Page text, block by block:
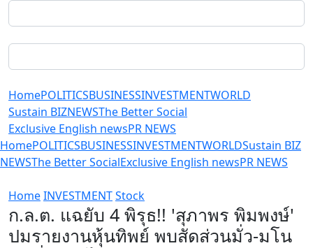
HomePOLITICSBUSINESSINVESTMENTWORLD
Sustain BIZNEWSThe Better Social
Exclusive English newsPR NEWS
HomePOLITICSBUSINESSINVESTMENTWORLDSustain BIZ
NEWSThe Better SocialExclusive English newsPR NEWS
HomeINVESTMENTStock
ก.ล.ต. แฉยับ 4 พิรุธ!! 'สุภาพร พิมพงษ์'
ปมรายงานหุ้นทิพย์ พบสัดส่วนมั่ว-มโน